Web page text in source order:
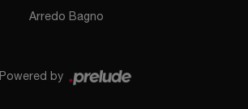
Arredo Bagno
Powered by